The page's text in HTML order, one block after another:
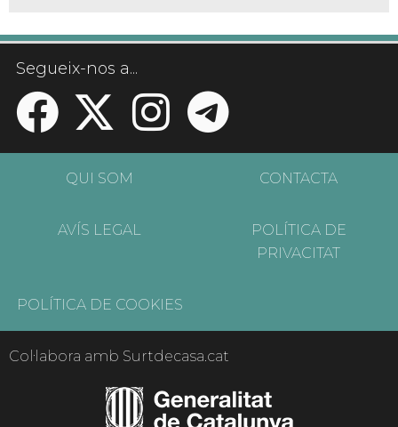
Segueix-nos a...
QUI SOM CONTACTA
AVÍS LEGAL
POLÍTICA DE
PRIVACITAT
POLÍTICA DE COOKIES
Col·labora amb Surtdecasa.cat